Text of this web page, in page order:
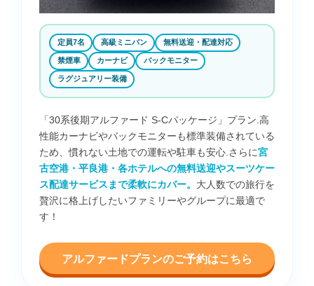
定員7名 高級ミニバン 無料送迎・配達対応
禁煙車 カーナビ バックモニター
ラグジュアリー装備
「30系後期アルファード S-Cパッケージ」プラン.高
性能カーナビやバックモニターも標準装備されている
ため、慣れない土地での運転や駐車も安心.さらに宮
古空港・平良港・各ホテルへの無料送迎やスーツケー
ス配達サービスまで柔軟にカバー。 大人数での旅行を
贅沢に格上げしたいファミリーやグループに最適で
す！
アルファードプランのご予約はこちら